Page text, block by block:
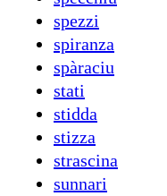
spezzi
spiranza
spàraciu
stati
stidda
stizza
strascina
sunnari